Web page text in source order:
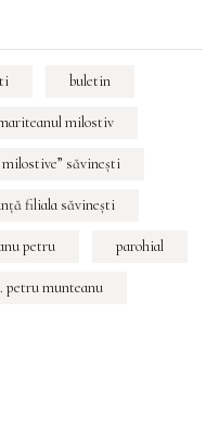
buletin
milostiv
săvineşti
filiala săvineşti
petru parohial
petru munteanu